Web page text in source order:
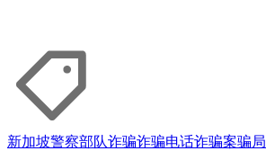
新加坡警察部队诈骗诈骗电话诈骗案骗局